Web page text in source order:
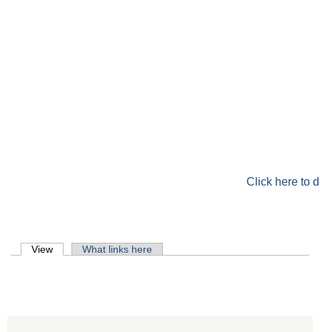
Click here to
Primary tabs
View (active tab)What links here